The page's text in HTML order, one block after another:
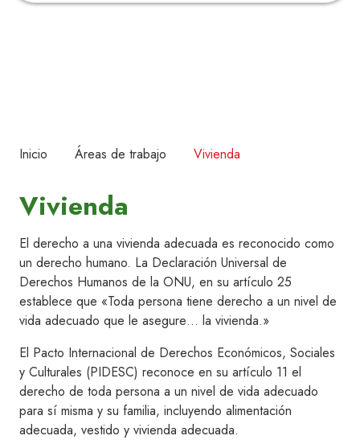
Inicio Áreas de trabajo Vivienda
Vivienda
El derecho a una vivienda adecuada es reconocido como
un derecho humano. La Declaración Universal de
Derechos Humanos de la ONU, en su artículo 25
establece que «Toda persona tiene derecho a un nivel de
vida adecuado que le asegure… la vivienda.»
El Pacto Internacional de Derechos Económicos, Sociales
y Culturales (PIDESC) reconoce en su artículo 11 el
derecho de toda persona a un nivel de vida adecuado
para sí misma y su familia, incluyendo alimentación
adecuada, vestido y vivienda adecuada.